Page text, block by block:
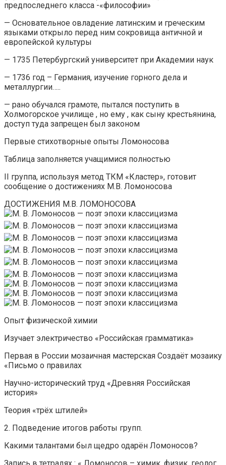
предпоследнего класса -«философии»
— Основательное овладение латинским и греческим
языками открыло перед ним сокровища античной и
европейской культуры
— 1735 Петербургский университет при Академии наук
— 1736 год – Германия, изучение горного дела и
металлургии…..
— рано обучался грамоте, пытался поступить в
Холмогорское училище , но ему , как сыну крестьянина,
доступ туда запрещен был законом
Первые стихотворные опыты Ломоносова
Таблица заполняется учащимися полностью
II группа, используя метод ТКМ «Кластер», готовит
сообщение о достижениях М.В. Ломоносова
ДОСТИЖЕНИЯ М.В. ЛОМОНОСОВА
Опыт физической химии
Изучает электричество «Российская грамматика»
Первая в России мозаичная мастерская Создаёт мозаику
«Письмо о правилах
Научно-исторический труд «Древняя Российская
история»
Теория «трёх штилей»
2. Подведение итогов работы групп.
Какими талантами был щедро одарён Ломоносов?